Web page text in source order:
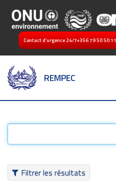
Contact d’urgence 24/7+356 79 50 50 11
REMPEC
Filtrer les résultats